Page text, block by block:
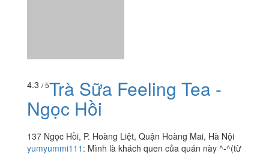
Xem thêm